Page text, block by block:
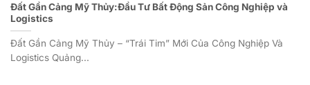
Đất Gần Cảng Mỹ Thủy:Đầu Tư Bất Động Sản Công Nghiệp và
Logistics
Đất Gần Cảng Mỹ Thủy – “Trái Tim” Mới Của Công Nghiệp Và
Logistics Quảng...